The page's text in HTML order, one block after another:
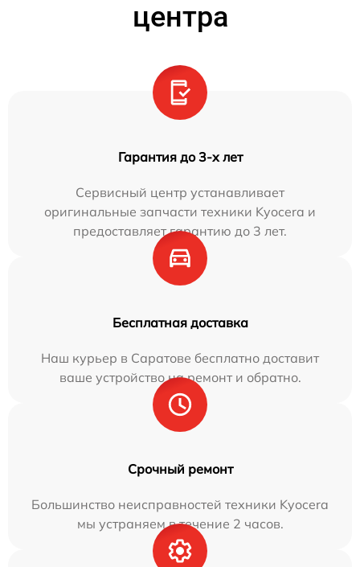
центра
Гарантия до 3-х лет
Сервисный центр устанавливает
оригинальные запчасти техники Kyocera и
предоставляет гарантию до 3 лет.
Бесплатная доставка
Наш курьер в Саратове бесплатно доставит
ваше устройство на ремонт и обратно.
Срочный ремонт
Большинство неисправностей техники Kyocera
мы устраняем в течение 2 часов.